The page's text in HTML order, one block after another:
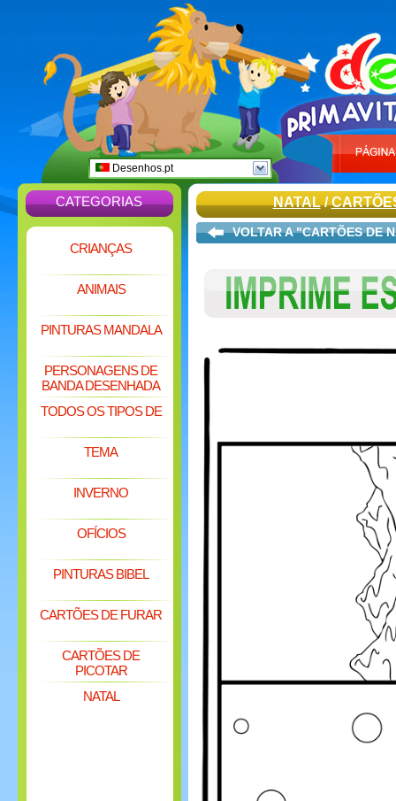
Desenhos.pt
CATEGORIAS
CRIANÇAS
ANIMAIS
PINTURAS MANDALA
PERSONAGENS DE
BANDA DESENHADA
TODOS OS TIPOS DE
TEMA
INVERNO
OFÍCIOS
PINTURAS BIBEL
CARTÕES DE FURAR
CARTÕES DE
PICOTAR
NATAL
NATAL/
VOLTAR A "CARTÕES DE